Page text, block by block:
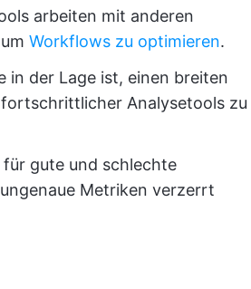
arbeiten mit anderen
Workflows zu optimieren.
in der Lage ist, einen breiten
Analysetools zu
für gute und schlechte
Metriken verzerrt